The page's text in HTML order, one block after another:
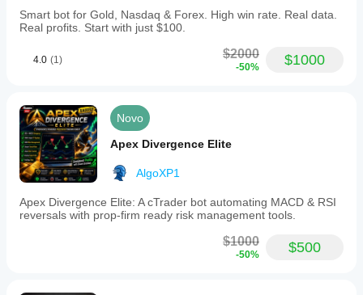
No
external
or
internet
required.
Perfil de negociação
Estilo de
negociação
Negociação
Tipo de
Smart bot for Gold, Nasdaq & Forex. High win rate. Real data.
Real profits. Start with just $100.
4.0 (1) $2000
-50% $1000
Novo
Apex Divergence Elite
AlgoXP1
Apex Divergence Elite: A cTrader bot automating MACD & RSI
reversals with prop-firm ready risk management tools.
$1000
-50% $500